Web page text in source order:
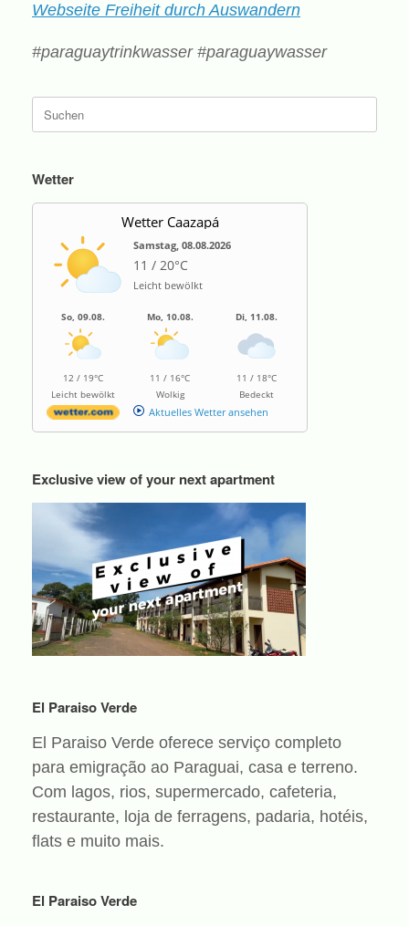
Webseite Freiheit durch Auswandern
#paraguaytrinkwasser #paraguaywasser
nach:
Wetter
Wetter Caazapá
Samstag, 08.08.2026
11 / 20°C
Leicht bewölkt
So, 09.08.
12 / 19°C
Leicht bewölkt
Mo, 10.08.
11 / 16°C
Wolkig
Di, 11.08.
11 / 18°C
Bedeckt
Aktuelles Wetter ansehen
Exclusive view of your next apartment
El Paraiso Verde
El Paraiso Verde oferece serviço completo
para emigração ao Paraguai, casa e terreno.
Com lagos, rios, supermercado, cafeteria,
restaurante, loja de ferragens, padaria, hotéis,
flats e muito mais.
El Paraiso Verde